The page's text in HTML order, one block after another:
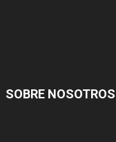
SOBRE NOSOTROS